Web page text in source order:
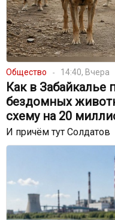
Общество 14:40, Вчера
Как в Забайкалье
бездомных
схему на 20
И причём тут Солдатов